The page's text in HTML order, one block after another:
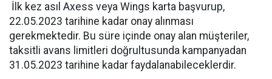
İlk kez asıl Axess veya Wings karta başvurup,
22.05.2023 tarihine kadar onay alınması
gerekmektedir. Bu süre içinde onay alan müşteriler,
taksitli avans limitleri doğrultusunda kampanyadan
31.05.2023 tarihine kadar faydalanabileceklerdir.